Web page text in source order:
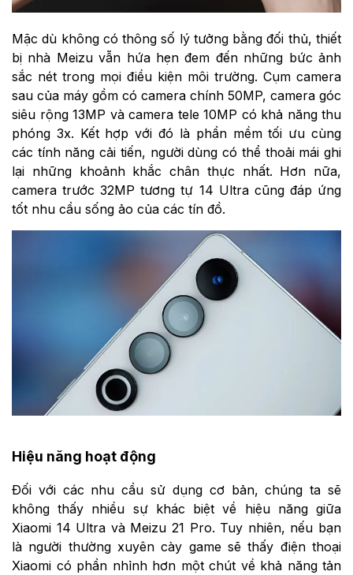
Mặc dù không có thông số lý tưởng bằng đối thủ, thiết
bị nhà Meizu vẫn hứa hẹn đem đến những bức ảnh
sắc nét trong mọi điều kiện môi trường. Cụm camera
sau của máy gồm có camera chính 50MP, camera góc
siêu rộng 13MP và camera tele 10MP có khả năng thu
phóng 3x. Kết hợp với đó là phần mềm tối ưu cùng
các tính năng cải tiến, người dùng có thể thoải mái ghi
lại những khoảnh khắc chân thực nhất. Hơn nữa,
camera trước 32MP tương tự 14 Ultra cũng đáp ứng
tốt nhu cầu sống ảo của các tín đồ.
Hiệu năng hoạt động
Đối với các nhu cầu sử dụng cơ bản, chúng ta sẽ
không thấy nhiều sự khác biệt về hiệu năng giữa
Xiaomi 14 Ultra và Meizu 21 Pro. Tuy nhiên, nếu bạn
là người thường xuyên cày game sẽ thấy điện thoại
Xiaomi có phần nhỉnh hơn một chút về khả năng tản